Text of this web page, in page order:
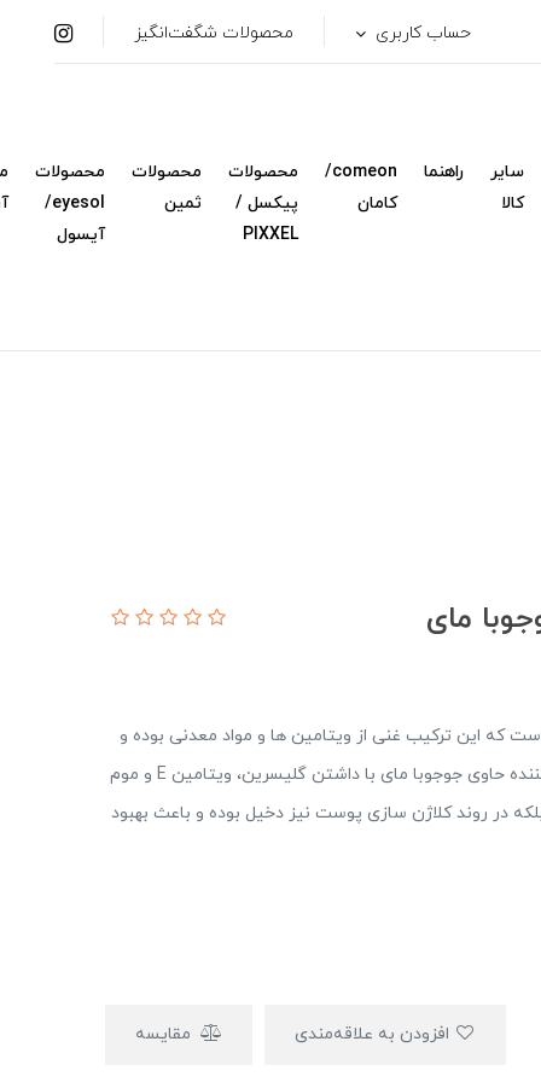
حساب کاربری محصولات شگفت‌انگیز
سایر
کالا
راهنما
comeon/
کامان
محصولات
پیکسل /
PIXXEL
محصولات
ثمین
محصولات
eyesol/
آیسول
مای
که این ترکیب غنی از ویتامین ها و مواد معدنی بوده و
مواد مغذی مورد نیاز پوست را تامین می کند. کرم نرم کننده حاوی جوجوبا مای با داشتن گلیسرین، ویتامین E و موم
در روند کلاژن سازی پوست نیز دخیل بوده و باعث بهبود
مقایسه